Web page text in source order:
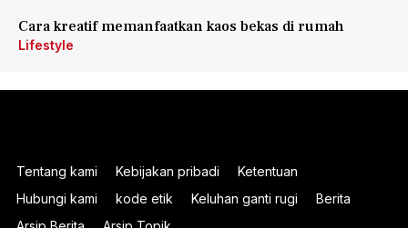
Cara kreatif memanfaatkan kaos bekas di rumah
Lifestyle
Tentang kami Kebijakan pribadi
Ketentuan
Hubungi kami
kode etik Keluhan ganti rugi
Berita